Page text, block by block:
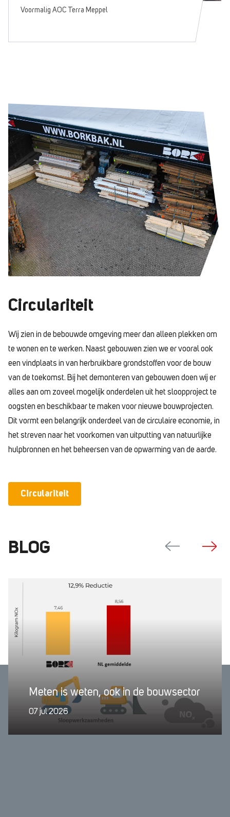
Voormalig AOC Terra Meppel
Circulariteit
Wij zien in de bebouwde omgeving meer dan alleen plekken om
te wonen en te werken. Naast gebouwen zien we er vooral ook
een vindplaats in van herbruikbare grondstoffen voor de bouw
van de toekomst. Bij het demonteren van gebouwen doen wij er
alles aan om zoveel mogelijk onderdelen uit het sloopproject te
oogsten en beschikbaar te maken voor nieuwe bouwprojecten.
Dit vormt een belangrijk onderdeel van de circulaire economie, in
het streven naar het voorkomen van uitputting van natuurlijke
hulpbronnen en het beheersen van de opwarming van de aarde.
Circulariteit
BLOG
Meten is weten, ook in de bouwsector
07 jul 2026